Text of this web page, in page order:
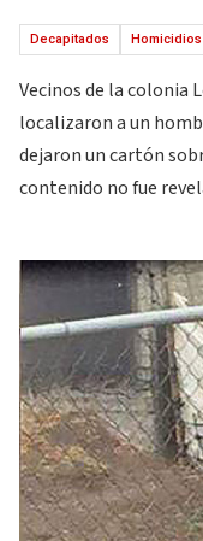
Decapitados Homicidios
Vecinos de la colonia
localizaron a un
dejaron un cartón
contenido no fue